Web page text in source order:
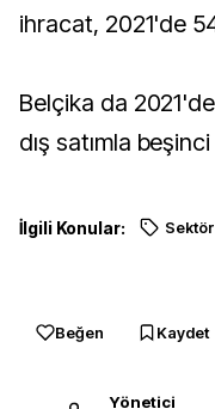
ihracat, 2021'de
Belçika da
dış satımla
İlgili Konular:
Beğen Kaydet
Yönetici